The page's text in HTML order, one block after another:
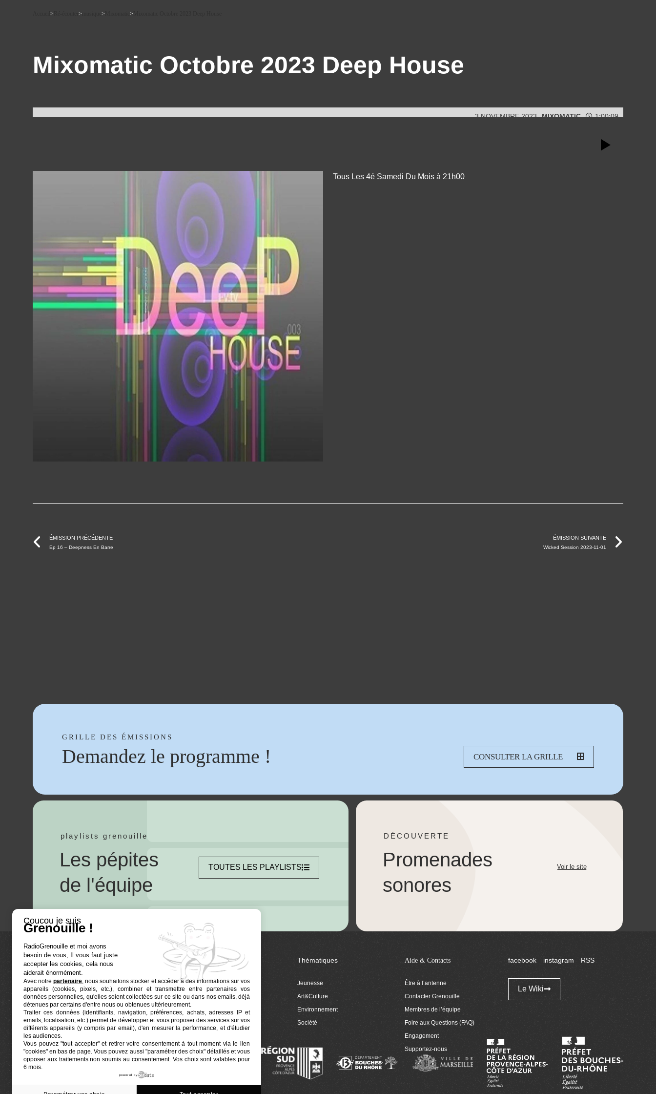
> > > >
Mixomatic Octobre 2023 Deep House
3 NOVEMBRE 2023 MIXOMATIC 1:00:09
Tous Les 4é Samedi Du Mois à 21h00
ÉMISSION PRÉCÉDENTE
Ep 16 – Deepness En Barre
ÉMISSION SUIVANTE
Wicked Session 2023-11-01
GRILLE DES ÉMISSIONS
Demandez le programme ! CONSULTER LA GRILLE
playlists grenouille
Les pépites
de l'équipe
TOUTES LES PLAYLISTS
DÉCOUVERTE
Promenades
sonores
Voir le site
Euphonia est le partenaire producteur de Radio
Grenouille, radio associative marseillaise.
Locaux situés à la Friche Belle de Mai
41, rue Jobin — 13003 Marseille
La radio
Ré-écouter
Actualités
Programmation
Grenouille Euphonia
Thématiques
Jeunesse
Art&Culture
Environnement
Société
Aide & Contacts
Être à l’antenne
Contacter Grenouille
Membres de l’équipe
Foire aux Questions (FAQ)
Engagement
Supportez-nous
facebook instagram RSS
Le Wiki
Coucou je suis
Grenouille !
RadioGrenouille et moi avons
besoin de vous, Il vous faut juste
accepter les cookies, cela nous
aiderait énormément.
Avec notrepartenaire, nous souhaitons stocker et accéder à des informations sur vos
appareils (cookies, pixels, etc.), combiner et transmettre entre partenaires vos
données personnelles, qu'elles soient collectées sur ce site ou dans nos emails, déjà
détenues par certains d'entre nous ou obtenues ultérieurement.
Traiter ces données (identifiants, navigation, préférences, achats, adresses IP et
emails, localisation, etc.) permet de développer et vous proposer des services sur vos
différents appareils (y compris par email), d'en mesurer la performance, et d'étudier
les audiences.
Vous pouvez "tout accepter" et retirer votre consentement à tout moment via le lien
"cookies" en bas de page. Vous pouvez aussi "paramétrer des choix" détaillés et vous
opposer aux traitements non soumis au consentement. Vos choix sont valables pour
6 mois.
powered by